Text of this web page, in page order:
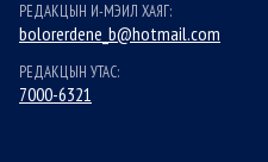
РЕДАКЦЫН И-МЭИЛ ХАЯГ:
bolorerdene_b@hotmail.com
РЕДАКЦЫН УТАС:
7000-6321